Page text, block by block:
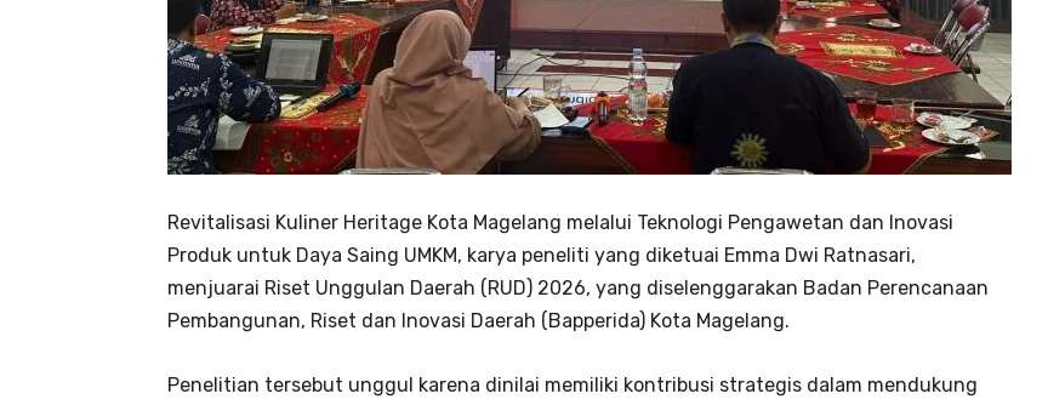
Revitalisasi Kuliner Heritage Kota Magelang melalui Teknologi Pengawetan dan Inovasi
Produk untuk Daya Saing UMKM, karya peneliti yang diketuai Emma Dwi Ratnasari,
menjuarai Riset Unggulan Daerah (RUD) 2026, yang diselenggarakan Badan Perencanaan
Pembangunan, Riset dan Inovasi Daerah (Bapperida) Kota Magelang.
Penelitian tersebut unggul karena dinilai memiliki kontribusi strategis dalam mendukung